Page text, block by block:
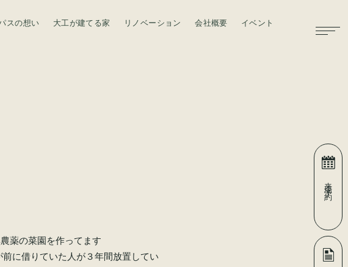
スの想い 大工が建てる家 リノベーション 会社概要 イベント
薬の菜園を作ってます
に借りていた人が３年間放置してい
来場予約